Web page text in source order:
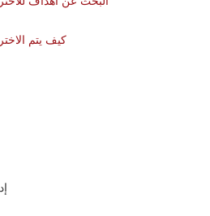
كيف يتم